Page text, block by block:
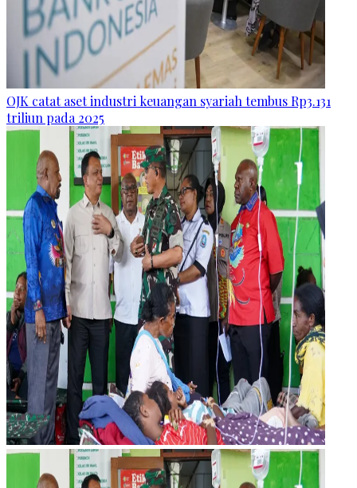
OJK catat aset industri keuangan syariah tembus Rp3.131
triliun pada 2025